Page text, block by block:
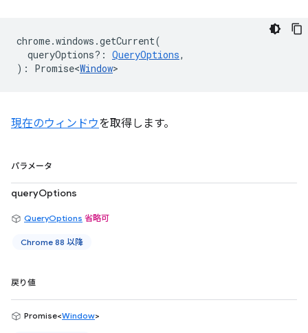
chrome.windows .getCurrent(
queryOptions? : QueryOptions,
) : Promise<Window>
現在のウィンドウを取得します。
パラメータ
queryOptions
QueryOptions 省略可
Chrome 88 以降
戻り値
Promise<Window>